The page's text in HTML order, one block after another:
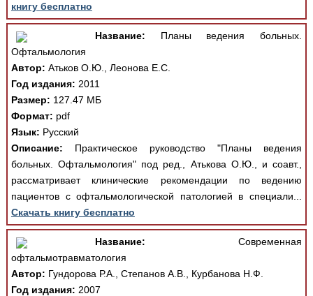
книгу бесплатно
Название: Планы ведения больных.
Офтальмология
Автор: Атьков О.Ю., Леонова Е.С.
Год издания: 2011
Размер: 127.47 МБ
Формат: pdf
Язык: Русский
Описание: Практическое руководство "Планы ведения
больных. Офтальмология" под ред., Атькова О.Ю., и соавт.,
рассматривает клинические рекомендации по ведению
пациентов с офтальмологической патологией в специали...
Скачать книгу бесплатно
Название: Современная
офтальмотравматология
Автор: Гундорова Р.А., Степанов А.В., Курбанова Н.Ф.
Год издания: 2007